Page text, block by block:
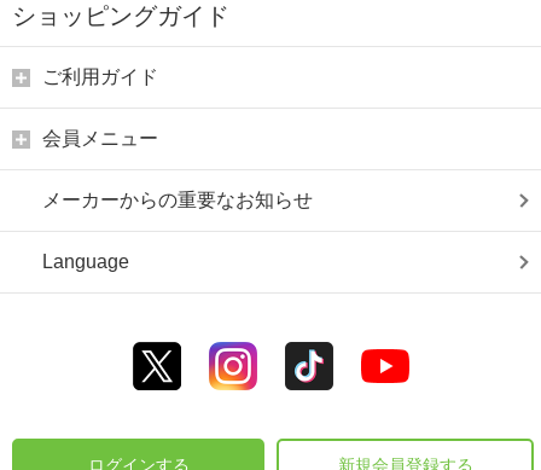
ショッピングガイド
ご利用ガイド
会員メニュー
メーカーからの重要なお知らせ
Language
ログインする 新規会員登録する